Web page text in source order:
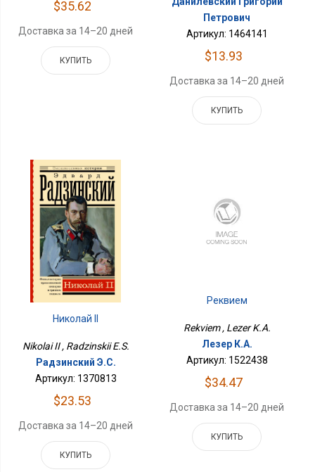
$35.62
Доставка за 14–20 дней
КУПИТЬ
Петрович
Артикул: 1464141
$13.93
Доставка за 14–20 дней
КУПИТЬ
Николай II
Nikolai II , Radzinskii E.S.
Радзинский Э.С.
Артикул: 1370813
$23.53
Доставка за 14–20 дней
КУПИТЬ
Реквием
Rekviem , Lezer K.A.
Лезер К.А.
Артикул: 1522438
$34.47
Доставка за 14–20 дней
КУПИТЬ